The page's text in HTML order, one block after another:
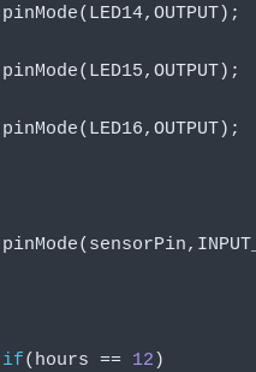
  pinMode
( LED14, OUTPUT);
  pinMode
( LED15, OUTPUT);
  pinMode
( LED16, OUTPUT);
  pinMode
( sensorPin,
if( hours == 12 )